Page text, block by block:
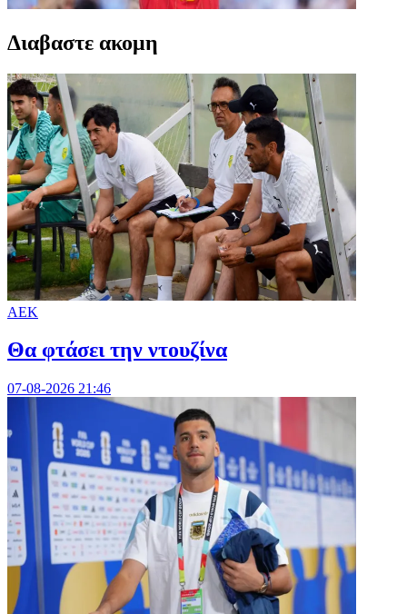
Διαβαστε ακομη
ΑΕΚ
Θα φτάσει την ντουζίνα
07-08-2026 21:46